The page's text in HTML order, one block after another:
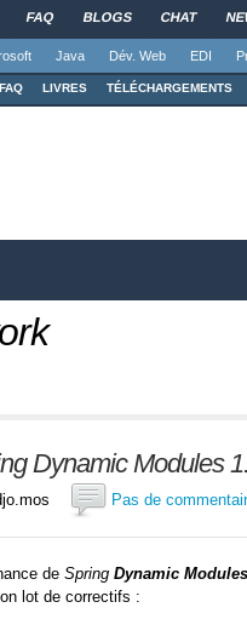
FAQ BLOGS CHAT
Java Dév. Web EDI
FAQ LIVRES TÉLÉCHARGEMENTS
Dynamic Modules
Pas de
de Spring Dynamic Modules
lot de correctifs :